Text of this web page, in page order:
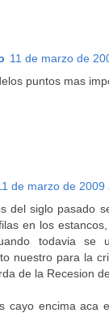
11 de marzo de
puntos mas
de marzo de 2009
del siglo pasado
en los
todavia se
nuestro para la
de la Recesion
cayo encima aca